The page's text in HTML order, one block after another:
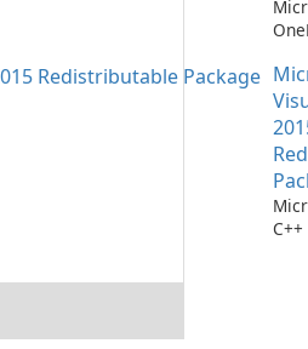
找
最
擁
與
面
及
績
制
目
創
戶
結
現
效
發
式
程
件
的
365
流
存
成
務
365
及